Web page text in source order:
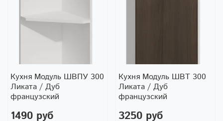
Кухня Модуль ШВПУ 300
Ликата / Дуб
французский
1490 руб
Кухня Модуль ШВТ 300
Ликата / Дуб
французский
3250 руб